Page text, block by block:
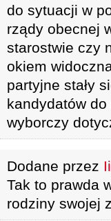
do sytuacji w
rządy obecnej
starostwie czy
okiem
partyjne stały
kandydatów
wyborczy
Dodane przez Ii
Tak to prawda
rodziny swojej